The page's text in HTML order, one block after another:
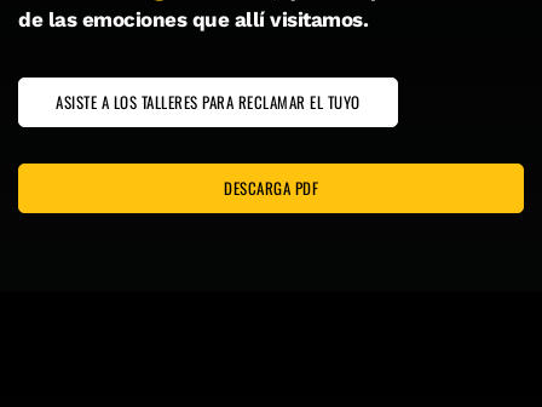
de las emociones que allí visitamos.
ASISTE A LOS TALLERES PARA RECLAMAR EL TUYO
DESCARGA PDF